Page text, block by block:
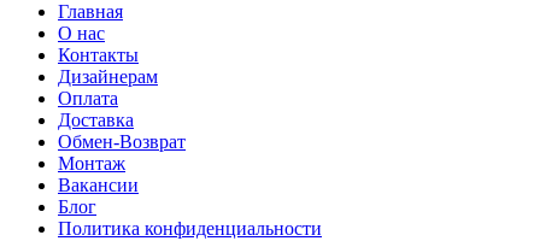
Главная
О нас
Контакты
Дизайнерам
Оплата
Доставка
Обмен-Возврат
Монтаж
Вакансии
Блог
Политика конфиденциальности